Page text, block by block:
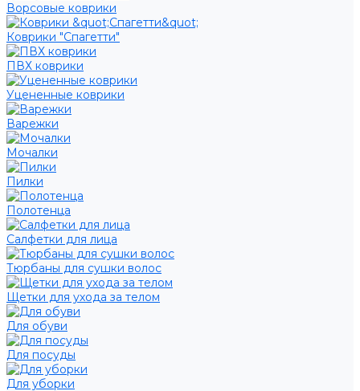
Ворсовые коврики
Коврики "Спагетти"
ПВХ коврики
Уцененные коврики
Варежки
Мочалки
Пилки
Полотенца
Салфетки для лица
Тюрбаны для сушки волос
Щетки для ухода за телом
Для обуви
Для посуды
Для уборки